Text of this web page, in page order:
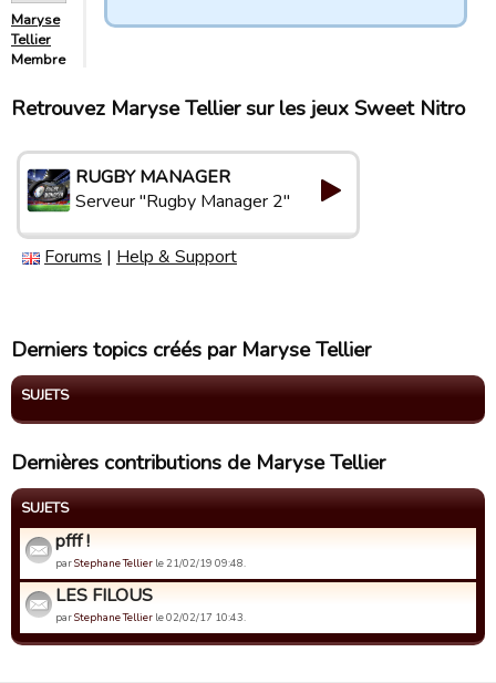
Maryse
Tellier
Membre
Retrouvez Maryse Tellier sur les jeux Sweet Nitro
RUGBY MANAGER
Serveur "Rugby Manager 2"
Forums | Help & Support
Derniers topics créés par Maryse Tellier
SUJETS
Dernières contributions de Maryse Tellier
SUJETS
pfff !
parStephane Tellier le 21/02/19 09:48.
LES FILOUS
parStephane Tellier le 02/02/17 10:43.